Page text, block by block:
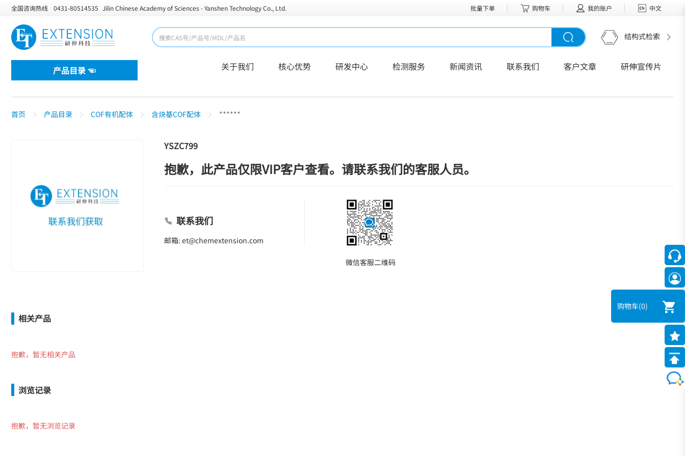
全国咨询热线 0431-80514535 Jilin Chinese Academy of Sciences - Yanshen Technology Co., Ltd. 批量下单 购物车 我的账户 中文
结构式检索
产品目录 ☜ 关于我们 核心优势 研发中心 检测服务 新闻资讯 联系我们 客户文章 研伸宣传片
首页 产品目录 COF有机配体 含炔基COF配体 ******
YSZC799
抱歉，此产品仅限VIP客户查看。请联系我们的客服人员。
联系我们
邮箱: et@chemextension.com
微信客服二维码
相关产品
抱歉，暂无相关产品
浏览记录
抱歉，暂无浏览记录
购物车(0)